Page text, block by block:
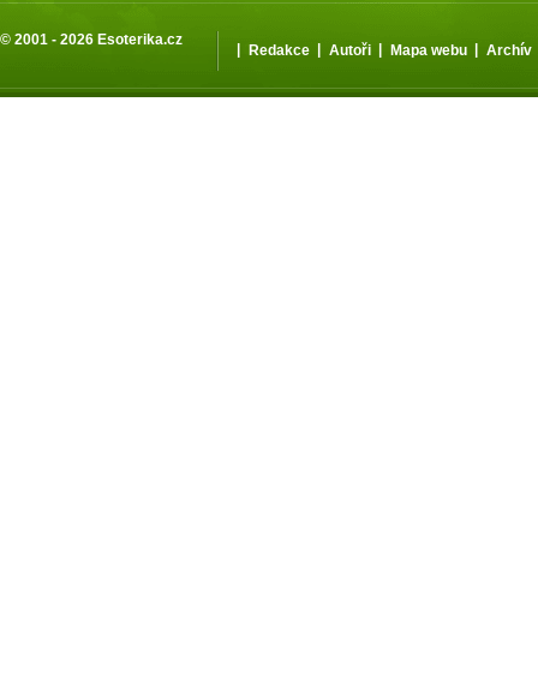
© 2001 - 2026 Esoterika.cz
| Redakce | Autoři | Mapa webu | Archív